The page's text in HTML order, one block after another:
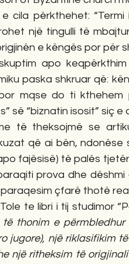
e cila përkthehet:
një tingulli të
e këngës por për
apo
paska shkruar që:
mqse do ti
së “biznatin isosit” siç
të theksojmë se
që ai bën,
fajësisë) të palës
prova dhe
çfarë thotë
te libri i tij studimor
thonim e
jugore), një riklasifikim
një ritheksim të